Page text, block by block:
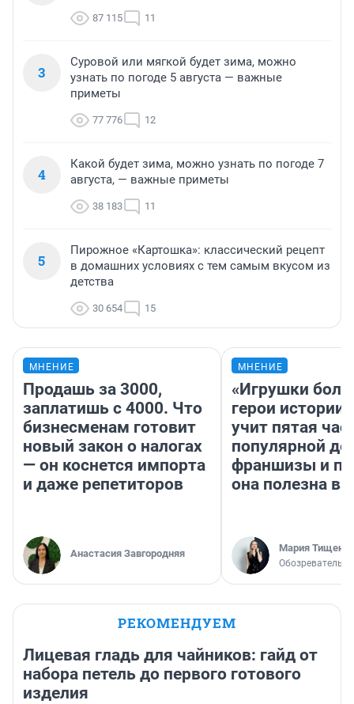
87 115 11
3
Суровой или мягкой будет зима, можно
узнать по погоде 5 августа — важные
приметы
77 776 12
4
Какой будет зима, можно узнать по погоде 7
августа, — важные приметы
38 183 11
5
Пирожное «Картошка»: классический рецепт
в домашних условиях с тем самым вкусом из
детства
30 654 15
МНЕНИЕ
Продашь за 3000,
заплатишь с 4000. Что
бизнесменам готовит
новый закон о налогах
— он коснется импорта
и даже репетиторов
Анастасия Завгородняя
МНЕНИЕ
«Игрушки
герои
учит пятая
популярной
франшизы и
она полезна
Мария Тищенко
Обозреватель
РЕКОМЕНДУЕМ
Лицевая гладь для чайников: гайд от
набора петель до первого готового
изделия